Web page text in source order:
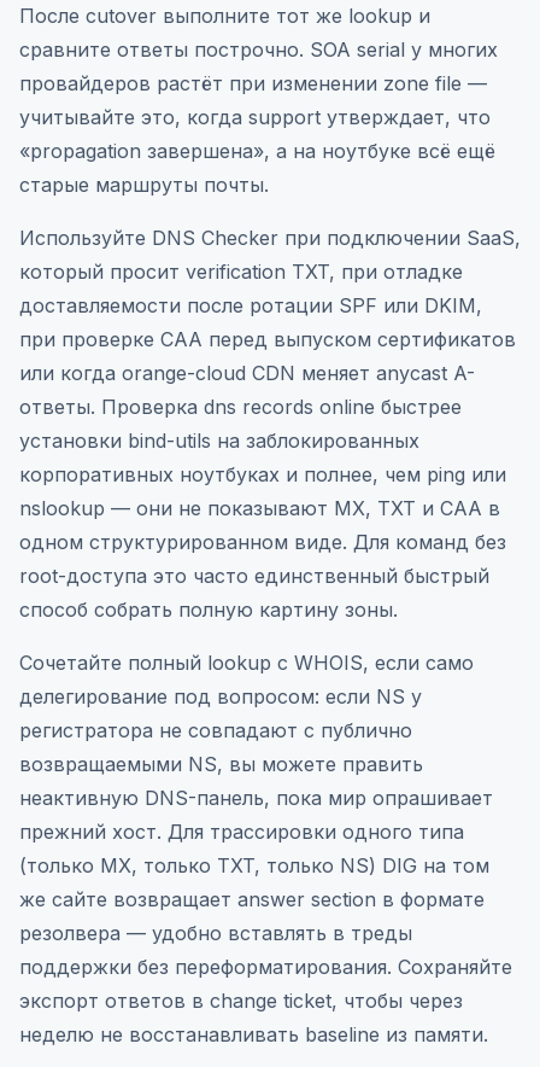
После cutover выполните тот же lookup и
сравните ответы построчно. SOA serial у многих
провайдеров растёт при изменении zone file —
учитывайте это, когда support утверждает, что
«propagation завершена», а на ноутбуке всё ещё
старые маршруты почты.
Используйте DNS Checker при подключении SaaS,
который просит verification TXT, при отладке
доставляемости после ротации SPF или DKIM,
при проверке CAA перед выпуском сертификатов
или когда orange-cloud CDN меняет anycast A-
ответы. Проверка dns records online быстрее
установки bind-utils на заблокированных
корпоративных ноутбуках и полнее, чем ping или
nslookup — они не показывают MX, TXT и CAA в
одном структурированном виде. Для команд без
root-доступа это часто единственный быстрый
способ собрать полную картину зоны.
Сочетайте полный lookup с WHOIS, если само
делегирование под вопросом: если NS у
регистратора не совпадают с публично
возвращаемыми NS, вы можете править
неактивную DNS-панель, пока мир опрашивает
прежний хост. Для трассировки одного типа
(только MX, только TXT, только NS) DIG на том
же сайте возвращает answer section в формате
резолвера — удобно вставлять в треды
поддержки без переформатирования. Сохраняйте
экспорт ответов в change ticket, чтобы через
неделю не восстанавливать baseline из памяти.